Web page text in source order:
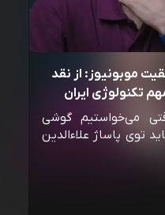
موبونیوز: از نقد
تکنولوژی ایران
می‌خواستیم گوشی
توی پاساژ علاءالدین